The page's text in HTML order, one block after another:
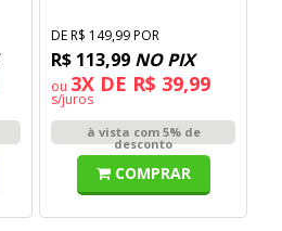
DE R$ 149,99 POR
R$ 113,99 NO PIX
ou 3X DE R$ 39,99
s/juros
à vista com 5% de
desconto
COMPRAR